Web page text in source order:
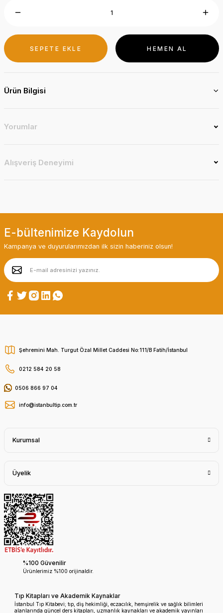
SEPETE EKLE HEMEN AL
Ürün Bilgisi
Yorumlar
Alışveriş Deneyimi
E-bültenimize Kaydolun
Kampanya ve duyurularımızdan ilk sizin haberiniz olsun!
Şehremini Mah. Turgut Özal Millet Caddesi No:111/B Fatih/İstanbul
0212 584 20 58
0506 866 97 04
info@istanbultip.com.tr
Kurumsal
Üyelik
%100 Güvenilir
Ürünlerimiz %100 orijinaldir.
Tıp Kitapları ve Akademik Kaynaklar
İstanbul Tıp Kitabevi; tıp, diş hekimliği, eczacılık, hemşirelik ve sağlık bilimleri
alanlarında güncel ders kitapları, uzmanlık kaynakları ve akademik yayınları